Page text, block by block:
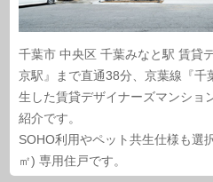
千葉市 中央区 千葉みなと駅 賃貸
京駅』まで直通38分、京葉線『千
生した賃貸デザイナーズマンショ
紹介です。
SOHO利用やペット共生仕様も選
㎡) 専用住戸です。